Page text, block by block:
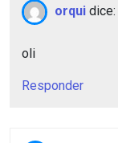
orqui dice:
oli
Responder